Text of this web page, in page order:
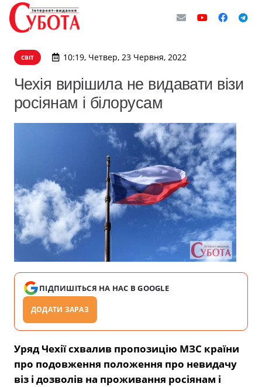
СВІТ 10:19, Четвер, 23 Червня, 2022
Чехія вирішила не видавати візи
росіянам і білорусам
ПІДПИШІТЬСЯ НА НАС В GOOGLE
ДОДАТИ ЗАРАЗ
Уряд Чехії схвалив пропозицію МЗС країни
про подовження положення про невидачу
віз і дозволів на проживання росіянам і